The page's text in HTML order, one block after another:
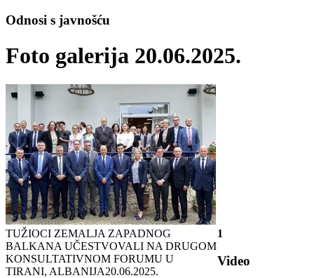
Odnosi s javnošću
Foto galerija 20.06.2025.
TUŽIOCI ZEMALJA ZAPADNOG
BALKANA UČESTVOVALI NA DRUGOM
KONSULTATIVNOM FORUMU U
TIRANI, ALBANIJA20.06.2025.
1
Video